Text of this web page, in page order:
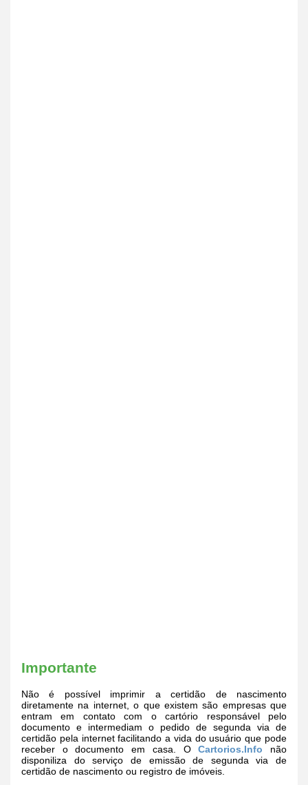
Importante
Não é possível imprimir a certidão de nascimento
diretamente na internet, o que existem são empresas que
entram em contato com o cartório responsável pelo
documento e intermediam o pedido de segunda via de
certidão pela internet facilitando a vida do usuário que pode
receber o documento em casa. OCartorios.Info não
disponiliza do serviço de emissão de segunda via de
certidão de nascimento ou registro de imóveis.